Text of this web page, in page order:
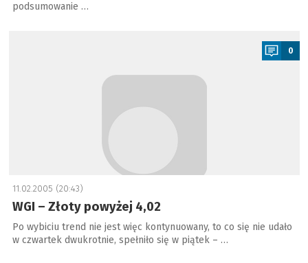
podsumowanie …
0
11.02.2005 (20:43)
WGI – Złoty powyżej 4,02
Po wybiciu trend nie jest więc kontynuowany, to co się nie udało
w czwartek dwukrotnie, spełniło się w piątek – …